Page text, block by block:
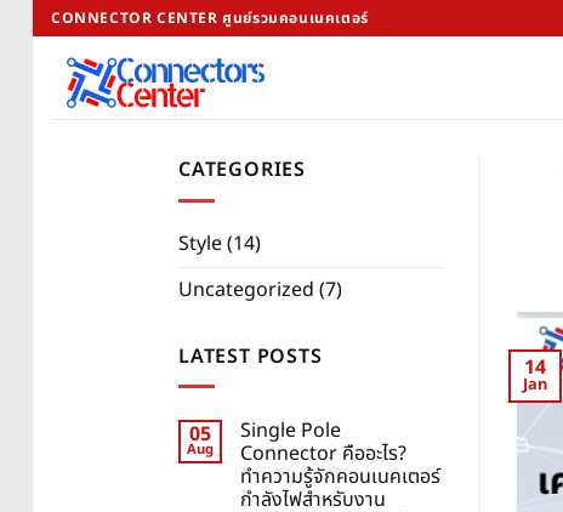
Skip
to
content
CONNECTOR CENTER ศูนย์รวมคอนเนคเตอร์
CATEGORIES
Style(14)
Uncategorized (7)
LATEST POSTS
05
Aug
Single Pole
Connector คืออะไร?
ทำความรู้จักคอนเนคเตอร์
กำลังไฟสำหรับงาน
14
Jan